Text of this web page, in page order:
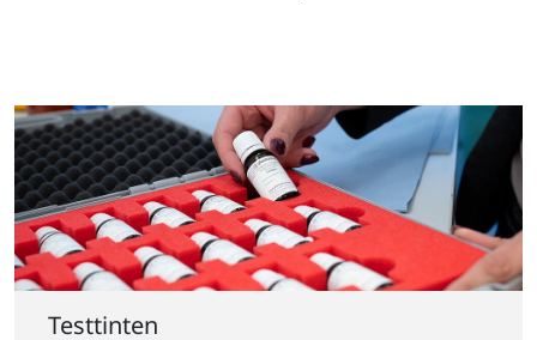
Testtinten